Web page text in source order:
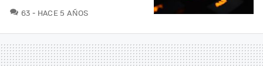
63 COMENTARIOS
HACE 5 AÑOS